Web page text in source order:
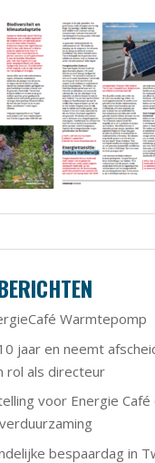
Warmtepomp
jaar en neemt
rol als directeur
voor Energie
bespaardag in